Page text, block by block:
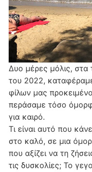
Δυο μέρες μόλις, στα
του 2022,
φίλων μας
περάσαμε τόσο
για καιρό.
Τι είναι αυτό που
στο καλό, σε μια
που αξίζει να τη
τις δυσκολίες; Το